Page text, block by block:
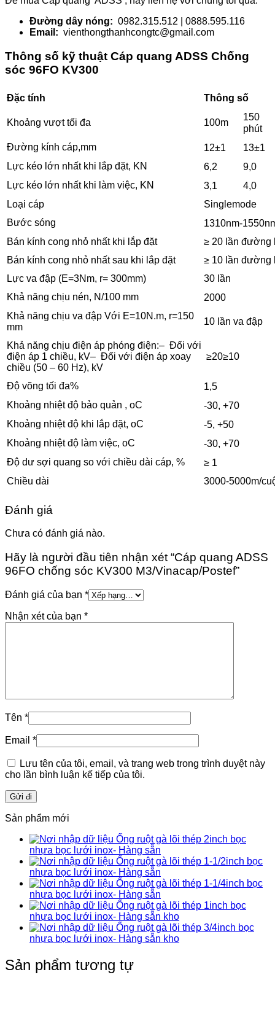
Đường dây nóng: 0982.315.512 | 0888.595.116
Email: vienthongthanhcongtc@gmail.com
Thông số kỹ thuật Cáp quang ADSS Chống
sóc 96FO KV300
Đặc tính Thông số
Khoảng vượt tối đa 100m
150
phút
Đường kính cáp,mm
12±1
13±1
Lực kéo lớn nhất khi lắp đặt, KN
6,2
9,0
Lực kéo lớn nhất khi làm việc, KN
3,1
4,0
Loại cáp
Singlemode
Bước sóng
1310nm-
Bán kính cong nhỏ nhất khi lắp đặt
≥ 20 lần đường
Bán kính cong nhỏ nhất sau khi lắp đặt
≥ 10 lần đường
Lực va đập (E=3Nm, r= 300mm)
30 lần
Khả năng chịu nén, N/100 mm
2000
Khả năng chịu va đập Với E=10N.m, r=150
mm
10 lần va đập
Khả năng chịu điện áp phóng điện:– Đối với
điện áp 1 chiều, kV– Đối với điện áp xoay
chiều (50 – 60 Hz), kV
≥20≥10
Độ võng tối đa%
1,5
Khoảng nhiệt độ bảo quản , oC
-30, +70
Khoảng nhiệt độ khi lắp đặt, oC
-5, +50
Khoảng nhiệt độ làm việc, oC
-30, +70
Độ dư sợi quang so với chiều dài cáp, %
≥ 1
Chiều dài
3000-5000m/
Đánh giá
Chưa có đánh giá nào.
Hãy là người đầu tiên nhận xét “Cáp quang ADSS
96FO chống sóc KV300 M3/Vinacap/Postef”
Đánh giá của bạn *
Nhận xét của bạn *
Tên *
Email *
Lưu tên của tôi, email, và trang web trong trình duyệt này
cho lần bình luận kế tiếp của tôi.
Sản phẩm mới
Ống ruột gà lõi thép 2inch bọc
nhựa bọc lưới inox- Hàng sẵn
Ống ruột gà lõi thép 1-1/2inch bọc
nhựa bọc lưới inox- Hàng sẵn
Ống ruột gà lõi thép 1-1/4inch bọc
nhựa bọc lưới inox- Hàng sẵn
Ống ruột gà lõi thép 1inch bọc
nhựa bọc lưới inox- Hàng sẵn kho
Ống ruột gà lõi thép 3/4inch bọc
nhựa bọc lưới inox- Hàng sẵn kho
Sản phẩm tương tự